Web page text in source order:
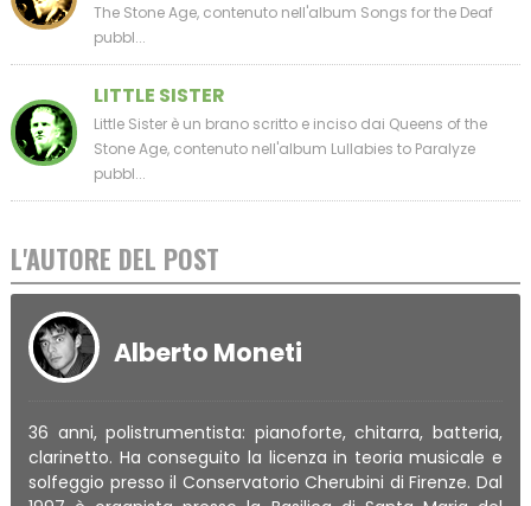
The Stone Age, contenuto nell'album Songs for the Deaf
pubbl...
LITTLE SISTER
Little Sister è un brano scritto e inciso dai Queens of the
Stone Age, contenuto nell'album Lullabies to Paralyze
pubbl...
L'AUTORE DEL POST
Alberto Moneti
36 anni, polistrumentista: pianoforte, chitarra, batteria,
clarinetto. Ha conseguito la licenza in teoria musicale e
solfeggio presso il Conservatorio Cherubini di Firenze. Dal